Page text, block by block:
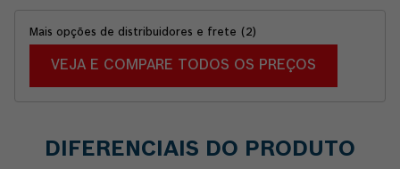
Mais opções de distribuidores e frete ( 2)
VEJA E COMPARE TODOS OS PREÇOS
DIFERENCIAIS DO PRODUTO